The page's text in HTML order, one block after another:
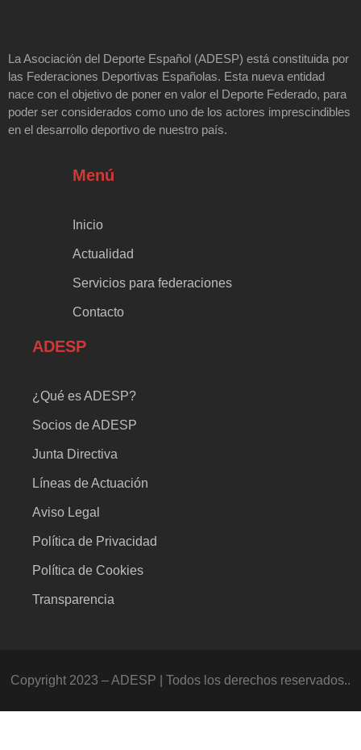
La Asociación del Deporte Español (ADESP) está constituida por
las Federaciones Deportivas Españolas. Esta nueva entidad
nace con el objetivo de poner en valor el Deporte Federado, para
poder ser considerados como uno de los actores imprescindibles
en el desarrollo deportivo de nuestro país.
Menú
Inicio
Actualidad
Servicios para federaciones
Contacto
ADESP
¿Qué es ADESP?
Socios de ADESP
Junta Directiva
Líneas de Actuación
Aviso Legal
Política de Privacidad
Política de Cookies
Transparencia
Copyright 2023 – ADESP | Todos los derechos reservados..